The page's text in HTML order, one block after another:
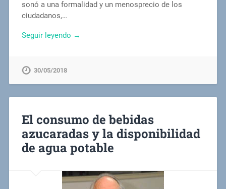
sonó a una formalidad y un menosprecio de los
ciudadanos,…
Seguir leyendo →
30/05/2018
El consumo de bebidas
azucaradas y la disponibilidad
de agua potable